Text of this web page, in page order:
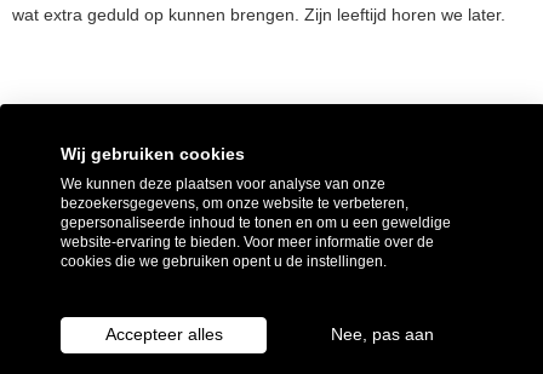
wat extra geduld op kunnen brengen. Zijn leeftijd horen we later.
VORIGE
Cleopatra is geadopteerd
Share on FacebookShare on TwitterShare on Linkedin
© 2022 – Dutch Galgo Lovers
Privacyverklaring|
Wij gebruiken cookies
We kunnen deze plaatsen voor analyse van onze
bezoekersgegevens, om onze website te verbeteren,
gepersonaliseerde inhoud te tonen en om u een geweldige
website-ervaring te bieden. Voor meer informatie over de
cookies die we gebruiken opent u de instellingen.
Accepteer alles Nee, pas aan